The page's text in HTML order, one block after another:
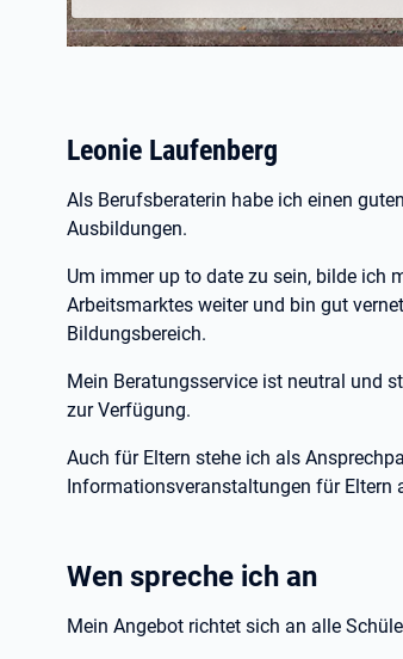
Leonie Laufenberg
Als Berufsberaterin habe ich einen
Ausbildungen.
Um immer up to date zu sein, bilde ich
Arbeitsmarktes weiter und bin gut
Bildungsbereich.
Mein Beratungsservice ist neutral und
zur Verfügung.
Auch für Eltern stehe ich als
Informationsveranstaltungen für Eltern
Wen spreche ich an
Mein Angebot richtet sich an alle